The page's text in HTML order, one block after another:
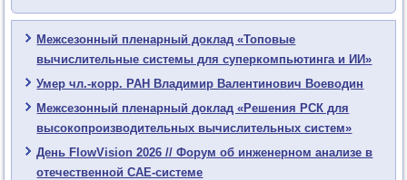
Межсезонный пленарный доклад «Топовые
вычислительные системы для суперкомпьютинга и ИИ»
Умер чл.-корр. РАН Владимир Валентинович Воеводин
Межсезонный пленарный доклад «Решения РСК для
высокопроизводительных вычислительных систем»
День FlowVision 2026 // Форум об инженерном анализе в
отечественной CAE-системе